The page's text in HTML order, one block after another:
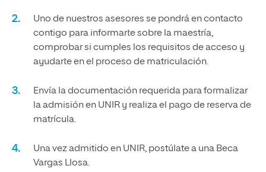
Uno de nuestros asesores se pondrá en contacto
contigo para informarte sobre la maestría,
comprobar si cumples los requisitos de acceso y
ayudarte en el proceso de matriculación.
Envía la documentación requerida para formalizar
la admisión en UNIR y realiza el pago de reserva de
matrícula.
Una vez admitido en UNIR, postúlate a una Beca
Vargas Llosa.